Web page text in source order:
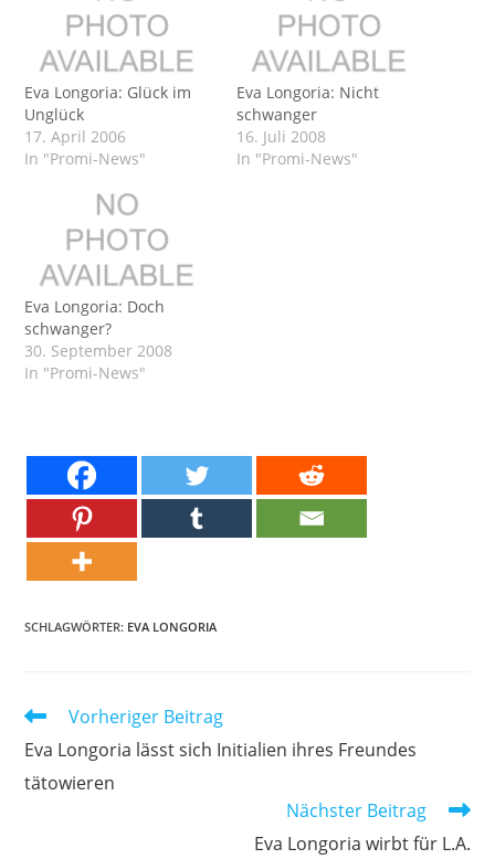
Eva Longoria: Glück im
Unglück
17. April 2006
In "Promi-News"
Eva Longoria: Nicht
schwanger
16. Juli 2008
In "Promi-News"
Eva Longoria: Doch
schwanger?
30. September 2008
In "Promi-News"
SCHLAGWÖRTER: EVA LONGORIA
Weitere
ansehen
Vorheriger Beitrag
Eva Longoria lässt sich Initialien ihres Freundes
tätowieren
Nächster Beitrag
Eva Longoria wirbt für L.A.